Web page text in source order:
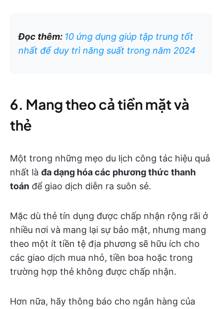
Đọc thêm: 10 ứng dụng giúp tập trung tốt
nhất để duy trì năng suất trong năm 2024
6. Mang theo cả tiền mặt và
thẻ
Một trong những mẹo du lịch công tác hiệu quả
nhất là đa dạng hóa các phương thức thanh
toán để giao dịch diễn ra suôn sẻ.
Mặc dù thẻ tín dụng được chấp nhận rộng rãi ở
nhiều nơi và mang lại sự bảo mật, nhưng mang
theo một ít tiền tệ địa phương sẽ hữu ích cho
các giao dịch mua nhỏ, tiền boa hoặc trong
trường hợp thẻ không được chấp nhận.
Hơn nữa, hãy thông báo cho ngân hàng của